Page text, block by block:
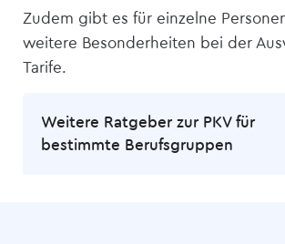
Zudem gibt es für einzelne
weitere Besonderheiten bei der
Tarife.
Weitere Ratgeber zur PKV für
bestimmte Berufsgruppen